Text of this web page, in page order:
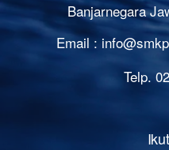
Banjarnegara
Email :
Telp.